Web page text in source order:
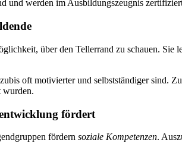
und werden im Ausbildungszeugnis
über den Tellerrand zu schauen. Sie
oft motivierter und selbstständiger sind.
wurden.
fördert
fördern soziale Kompetenzen.